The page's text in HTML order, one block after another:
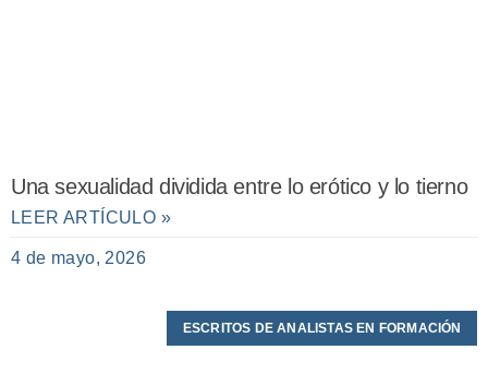
Una sexualidad dividida entre lo erótico y lo tierno
LEER ARTÍCULO »
4 de mayo, 2026
ESCRITOS DE ANALISTAS EN FORMACIÓN